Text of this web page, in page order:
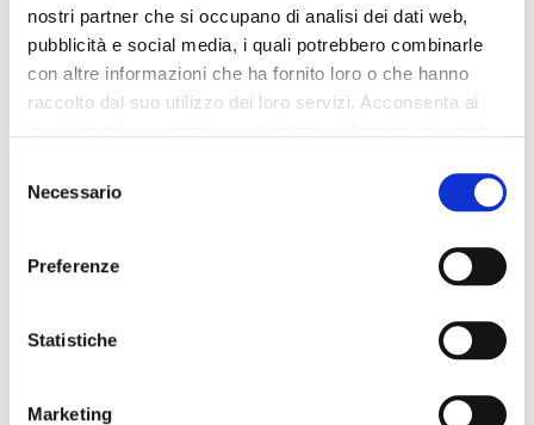
nostri partner che si occupano di analisi dei dati web,
pubblicità e social media, i quali potrebbero combinarle
con altre informazioni che ha fornito loro o che hanno
raccolto dal suo utilizzo dei loro servizi. Acconsenta ai
delNecessario
Preferenze
Statistiche
Marketing